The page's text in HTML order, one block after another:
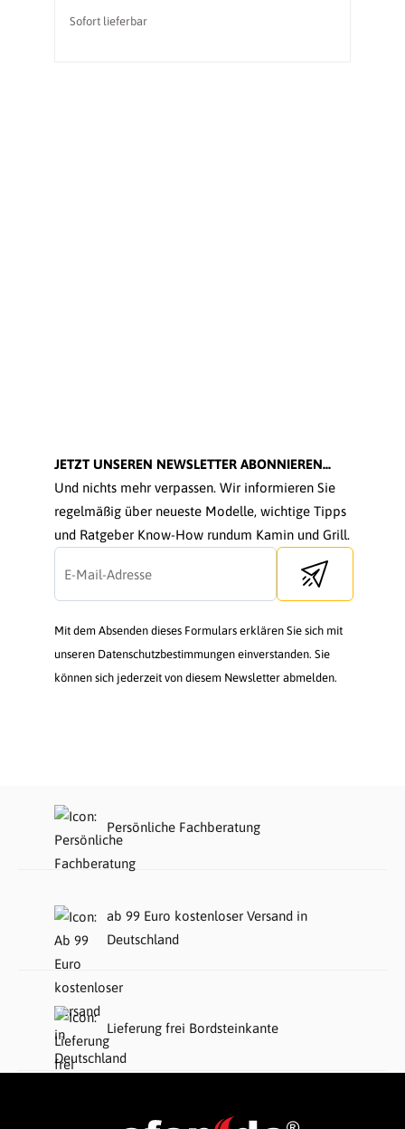
Sofort lieferbar
JETZT UNSEREN NEWSLETTER ABONNIEREN...
Und nichts mehr verpassen. Wir informieren Sie
regelmäßig über neueste Modelle, wichtige Tipps
und Ratgeber Know-How rundum Kamin und Grill.
Send newsletter
Mit dem Absenden dieses Formulars erklären Sie sich mit
unseren Datenschutzbestimmungen einverstanden. Sie
können sich jederzeit von diesem Newsletter abmelden.
Persönliche Fachberatung
ab 99 Euro kostenloser Versand in
Deutschland
Lieferung frei Bordsteinkante